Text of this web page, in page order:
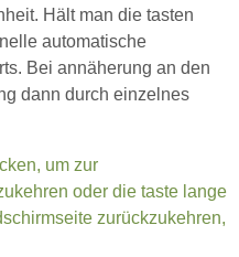
Hält man die tasten
automatische
Bei annäherung an den
dann durch einzelnes
um zur
oder die taste lange
zurückzukehren,